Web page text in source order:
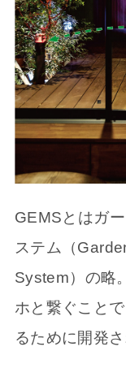
GEMSとはガ
ステム（
System）の略
ホと繋ぐこと
るために開発さ